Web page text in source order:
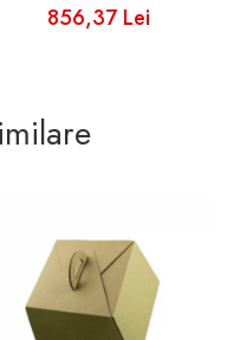
856,37 Lei